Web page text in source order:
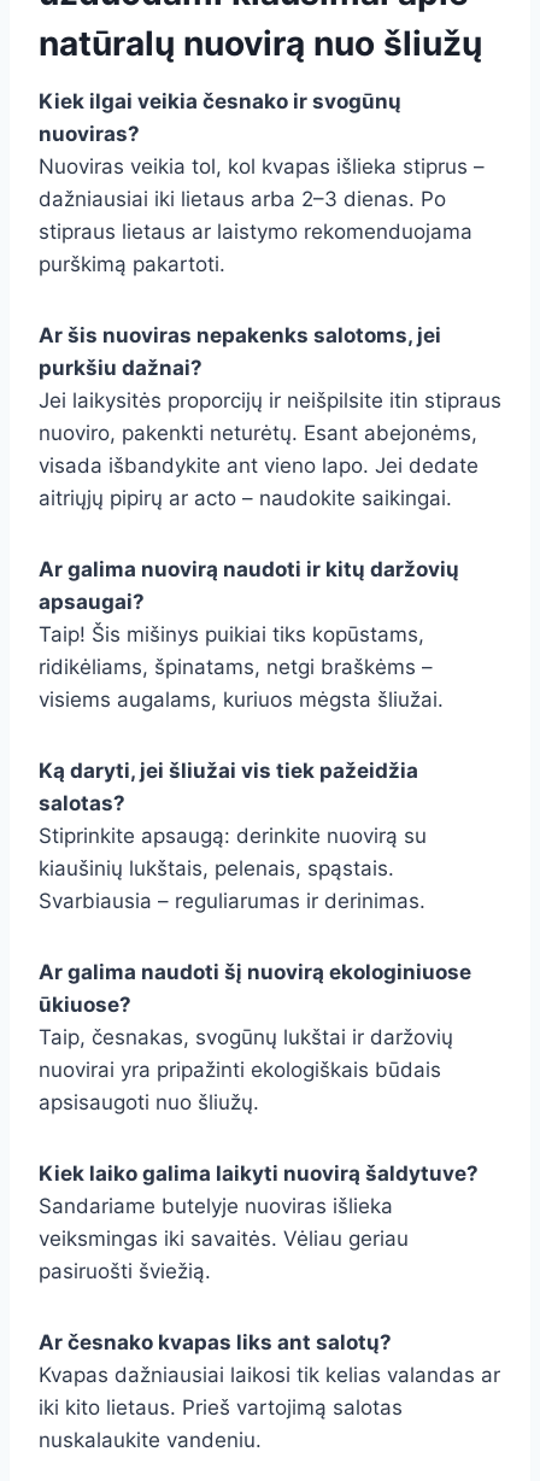
natūralų nuovirą nuo šliužų
Kiek ilgai veikia česnako ir svogūnų
nuoviras?
Nuoviras veikia tol, kol kvapas išlieka stiprus –
dažniausiai iki lietaus arba 2–3 dienas. Po
stipraus lietaus ar laistymo rekomenduojama
purškimą pakartoti.
Ar šis nuoviras nepakenks salotoms, jei
purkšiu dažnai?
Jei laikysitės proporcijų ir neišpilsite itin stipraus
nuoviro, pakenkti neturėtų. Esant abejonėms,
visada išbandykite ant vieno lapo. Jei dedate
aitriųjų pipirų ar acto – naudokite saikingai.
Ar galima nuovirą naudoti ir kitų daržovių
apsaugai?
Taip! Šis mišinys puikiai tiks kopūstams,
ridikėliams, špinatams, netgi braškėms –
visiems augalams, kuriuos mėgsta šliužai.
Ką daryti, jei šliužai vis tiek pažeidžia
salotas?
Stiprinkite apsaugą: derinkite nuovirą su
kiaušinių lukštais, pelenais, spąstais.
Svarbiausia – reguliarumas ir derinimas.
Ar galima naudoti šį nuovirą ekologiniuose
ūkiuose?
Taip, česnakas, svogūnų lukštai ir daržovių
nuovirai yra pripažinti ekologiškais būdais
apsisaugoti nuo šliužų.
Kiek laiko galima laikyti nuovirą šaldytuve?
Sandariame butelyje nuoviras išlieka
veiksmingas iki savaitės. Vėliau geriau
pasiruošti šviežią.
Ar česnako kvapas liks ant salotų?
Kvapas dažniausiai laikosi tik kelias valandas ar
iki kito lietaus. Prieš vartojimą salotas
nuskalaukite vandeniu.